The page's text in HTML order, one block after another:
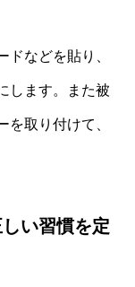
などを貼り、
します。また被
取り付けて、
い習慣を定